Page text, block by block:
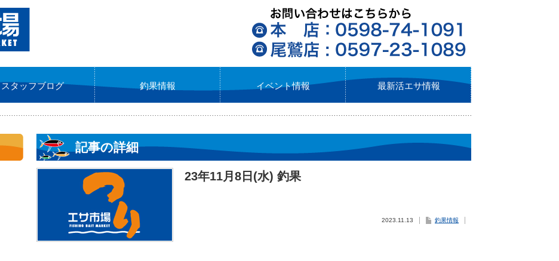
スタッフブログ 釣果情報 イベント情報 最新活エサ情報
記事の詳細
23年11月8日(水) 釣果
2023.11.13 釣果情報